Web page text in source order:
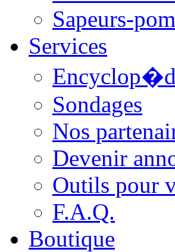
Sapeurs-
Services
Sondages
Nos
Devenir
Outils pour
F.A.Q.
Boutique